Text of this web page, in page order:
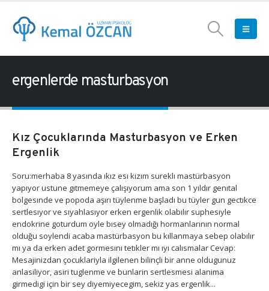
ergenlerde masturbasyon
Kız Çocuklarında Masturbasyon ve Erken
Ergenlik
Soru:merhaba 8 yasında ıkız esı kızım sureklı mastürbasyon
yapıyor ustune gıtmemeye çalışıyorum ama son 1 yıldır genıtal
bolgesınde ve popoda aşırı tüylenme başladı bu tüyler gun gectıkce
sertlesıyor ve sıyahlasıyor erken ergenlik olabılır suphesıyle
endokrine goturdum oyle bısey olmadığı hormanlarının normal
olduğu soylendi acaba mastürbasyon bu kıllanmaya sebep olabılır
mı ya da erken adet gormesını tetıkler mı ıyı calısmalar Cevap:
Mesajinizdan çocuklariyla ilgilenen bilinçli bir anne oldugunuz
anlasiliyor, asiri tuglenme ve bunlarin sertlesmesi alanima
girmedigi için bir sey diyemiyecegim, sekiz yas ergenlik...